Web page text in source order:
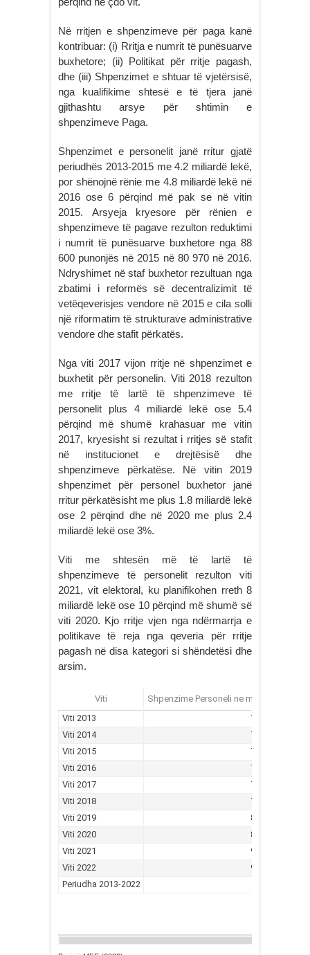
Në rritjen e shpenzimeve për paga kanë
kontribuar: (i) Rritja e numrit të punësuarve
buxhetore; (ii) Politikat për rritje pagash,
dhe (iii) Shpenzimet e shtuar të vjetërsisë,
nga kualifikime shtesë e të tjera janë
gjithashtu arsye për shtimin e
shpenzimeve Paga.
Shpenzimet e personelit janë rritur gjatë
periudhës 2013-2015 me 4.2 miliardë lekë,
por shënojnë rënie me 4.8 miliardë lekë në
2016 ose 6 përqind më pak se në vitin
2015. Arsyeja kryesore për rënien e
shpenzimeve të pagave rezulton reduktimi
i numrit të punësuarve buxhetore nga 88
600 punonjës në 2015 në 80 970 në 2016.
Ndryshimet në staf buxhetor rezultuan nga
zbatimi i reformës së decentralizimit të
vetëqeverisjes vendore në 2015 e cila solli
një riformatim të strukturave administrative
vendore dhe stafit përkatës.
Nga viti 2017 vijon rritje në shpenzimet e
buxhetit për personelin. Viti 2018 rezulton
me rritje të lartë të shpenzimeve të
personelit plus 4 miliardë lekë ose 5.4
përqind më shumë krahasuar me vitin
2017, kryesisht si rezultat i rritjes së stafit
në institucionet e drejtësisë dhe
shpenzimeve përkatëse. Në vitin 2019
shpenzimet për personel buxhetor janë
rritur përkatësisht me plus 1.8 miliardë lekë
ose 2 përqind dhe në 2020 me plus 2.4
miliardë lekë ose 3%.
Viti me shtesën më të lartë të
shpenzimeve të personelit rezulton viti
2021, vit elektoral, ku planifikohen rreth 8
miliardë lekë ose 10 përqind më shumë së
viti 2020. Kjo rritje vjen nga ndërmarrja e
politikave të reja nga qeveria për rritje
pagash në disa kategori si shëndetësi dhe
arsim.